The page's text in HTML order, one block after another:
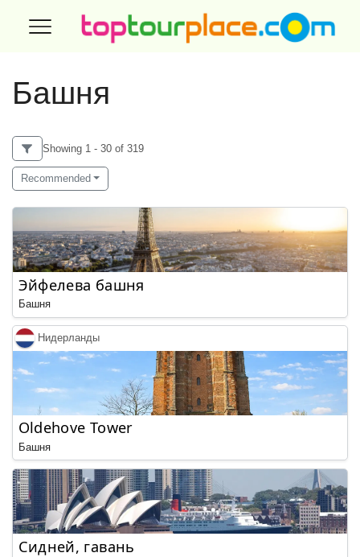
Башня
Showing 1 - 30 of 319
Recommended
Эйфелева башня
Башня
Нидерланды
Oldehove Tower
Башня
Сидней, гавань